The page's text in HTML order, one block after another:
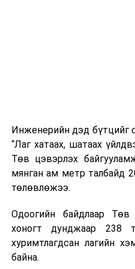
өдөр тутмын ажлын
практик ур чадварыг
Сургалтыг
жишээнд суурилсан
танилцах, онцгой
онол, практик хосолсон
байна.
Инженерийн дэд бүтцийг
“Лаг хатаах, шатаах
Төв цэвэрлэх
мянган ам метр талбайд
төлөвлөжээ.
Одоогийн байдлаар Төв
хоногт дунджаар 238
хуримтлагдсан лагийн
байна.